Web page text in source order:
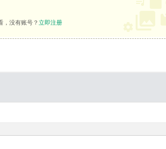
，没有账号？ 立即注册